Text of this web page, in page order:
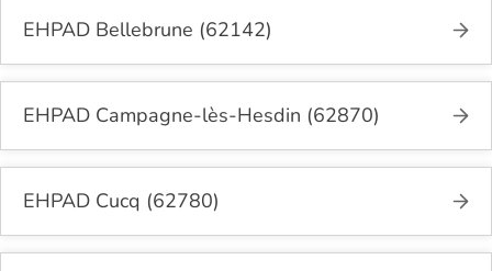
EHPAD Bellebrune (62142)
EHPAD Campagne-lès-Hesdin (62870)
EHPAD Cucq (62780)